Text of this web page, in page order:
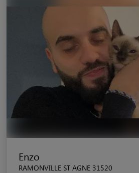
Enzo
RAMONVILLE ST AGNE 31520